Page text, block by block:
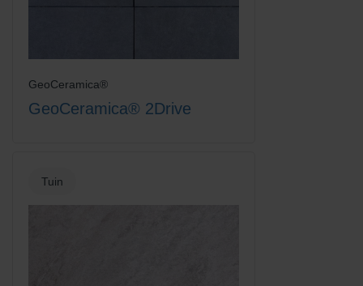
GeoCeramica®
GeoCeramica® 2Drive
Tuin